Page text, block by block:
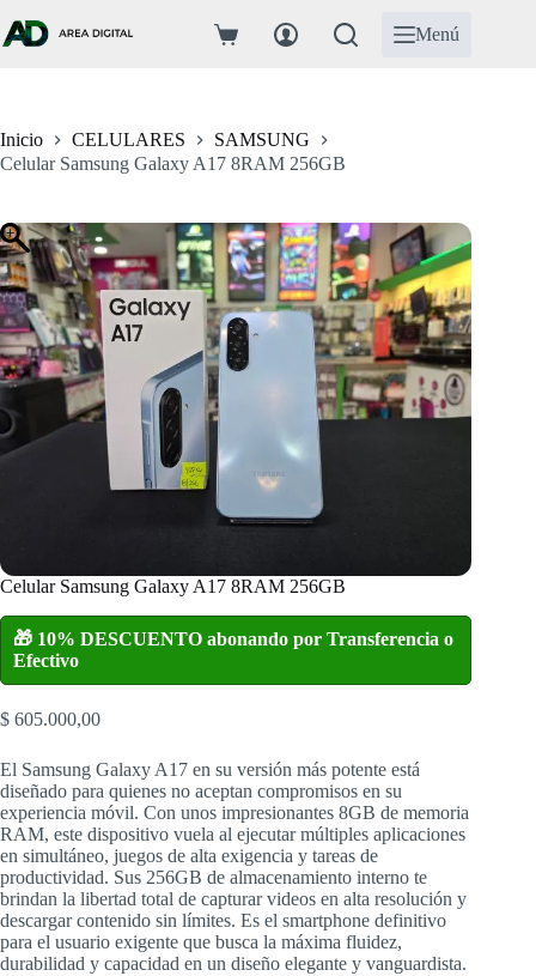
al
contenido
Carro
Menú
Inicio CELULARES
SAMSUNG
Celular Samsung Galaxy A17 8RAM 256GB
Celular Samsung Galaxy A17 8RAM 256GB
🎁 10% DESCUENTO abonando por Transferencia o
Efectivo
$ 605.000,00
El Samsung Galaxy A17 en su versión más potente está
diseñado para quienes no aceptan compromisos en su
experiencia móvil. Con unos impresionantes 8GB de memoria
RAM, este dispositivo vuela al ejecutar múltiples aplicaciones
en simultáneo, juegos de alta exigencia y tareas de
productividad. Sus 256GB de almacenamiento interno te
brindan la libertad total de capturar videos en alta resolución y
descargar contenido sin límites. Es el smartphone definitivo
para el usuario exigente que busca la máxima fluidez,
durabilidad y capacidad en un diseño elegante y vanguardista.